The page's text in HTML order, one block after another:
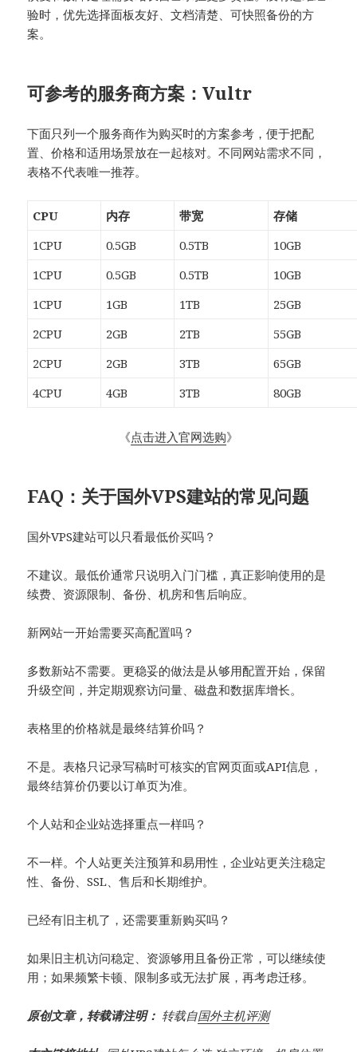
验时，优先选择面板友好、文档清楚、可快照备份的方
案。
可参考的服务商方案：Vultr
下面只列一个服务商作为购买时的方案参考，便于把配
置、价格和适用场景放在一起核对。不同网站需求不同，
表格不代表唯一推荐。
CPU 内存 带宽
存储
1CPU
0.5GB 0.5TB
10GB
1CPU
0.5GB 0.5TB
10GB
1CPU
1GB 1TB
25GB
2CPU
2GB 2TB
55GB
2CPU
2GB 3TB
65GB
4CPU
4GB 3TB 80GB
《点击进入官网选购》
FAQ：关于国外VPS建站的常见问题
国外VPS建站可以只看最低价买吗？
不建议。最低价通常只说明入门门槛，真正影响使用的是
续费、资源限制、备份、机房和售后响应。
新网站一开始需要买高配置吗？
多数新站不需要。更稳妥的做法是从够用配置开始，保留
升级空间，并定期观察访问量、磁盘和数据库增长。
表格里的价格就是最终结算价吗？
不是。表格只记录写稿时可核实的官网页面或API信息，
最终结算价仍要以订单页为准。
个人站和企业站选择重点一样吗？
不一样。个人站更关注预算和易用性，企业站更关注稳定
性、备份、SSL、售后和长期维护。
已经有旧主机了，还需要重新购买吗？
如果旧主机访问稳定、资源够用且备份正常，可以继续使
用；如果频繁卡顿、限制多或无法扩展，再考虑迁移。
原创文章，转载请注明： 转载自国外主机评测